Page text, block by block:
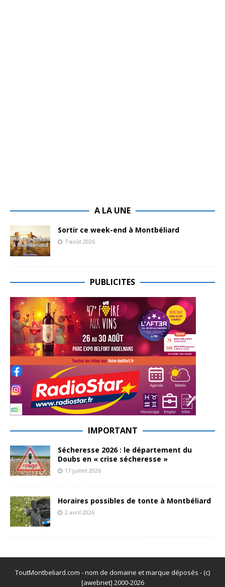
A LA UNE
Sortir ce week-end à Montbéliard
7 août 2026
PUBLICITES
IMPORTANT
Sécheresse 2026 : le département du
Doubs en « crise sécheresse »
17 juillet 2026
Horaires possibles de tonte à Montbéliard
2 avril 2026
ToutMontbeliard.com - nom de domaine et marque déposés - (c)
[awebnet] 2000-2026